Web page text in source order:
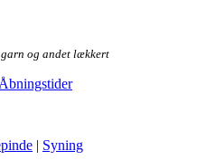
og andet lækkert
Åbningstider
| Syning